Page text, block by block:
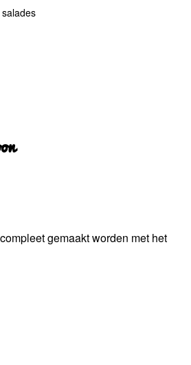
gemaakt worden met het